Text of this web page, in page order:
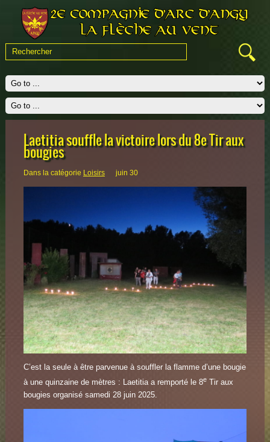
Laetitia souffle la victoire lors du 8e Tir aux
bougies
Dans la catégorie Loisirs juin 30
C’est la seule à être parvenue à souffler la flamme d’une bougie
à une quinzaine de mètres : Laetitia a remporté le 8eTir aux
bougies organisé samedi 28 juin 2025.